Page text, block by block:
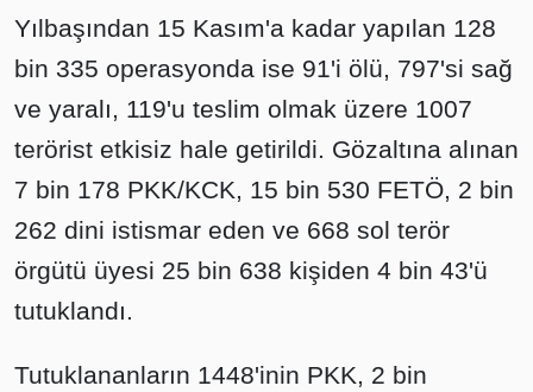
Yılbaşından 15 Kasım'a kadar yapılan 128
bin 335 operasyonda ise 91'i ölü, 797'si sağ
ve yaralı, 119'u teslim olmak üzere 1007
terörist etkisiz hale getirildi. Gözaltına alınan
7 bin 178 PKK/KCK, 15 bin 530 FETÖ, 2 bin
262 dini istismar eden ve 668 sol terör
örgütü üyesi 25 bin 638 kişiden 4 bin 43'ü
tutuklandı.
Tutuklananların 1448'inin PKK, 2 bin